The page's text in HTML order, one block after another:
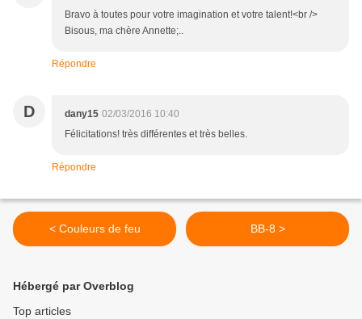
Bravo à toutes pour votre imagination et votre talent!<br />
Bisous, ma chère Annette;..
Répondre
D dany15 02/03/2016 10:40
Félicitations! très différentes et très belles.
Répondre
< Couleurs de feu BB-8 >
Hébergé par Overblog
Top articles